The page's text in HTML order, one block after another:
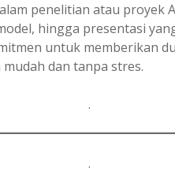
penelitian atau proyek
hingga presentasi
untuk memberikan
dan tanpa stres.
.
.